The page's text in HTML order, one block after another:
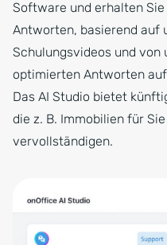
Software und erhalten
Antworten, basierend auf
Schulungsvideos und von
optimierten Antworten
Das AI Studio bietet
die z. B. Immobilien für
vervollständigen.